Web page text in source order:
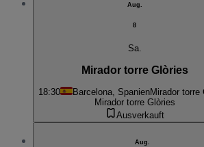
Aug.
8
Sa.
Mirador torre Glòries
18:30 Barcelona, SpanienMirador torre
Mirador torre Glòries
Ausverkauft
Aug.